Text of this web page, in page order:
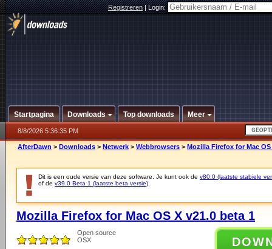
Registreren|Login:
Startpagina Downloads Top downloads Meer
8/8/2026 5:36:35 PM
AfterDawn > Downloads > Netwerk > Webbrowsers > Mozilla Firefox for Mac OS
Dit is een oude versie van deze software. Je kunt ook de v80.0 (laatste stabiele
of de v39.0 Beta 1 (laatste beta versie)
Mozilla Firefox for Mac OS X v21.0 beta 1
Open source
OSX